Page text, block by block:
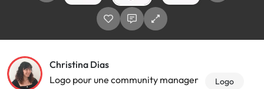
Christina Dias
Logo pour une community manager
Logo